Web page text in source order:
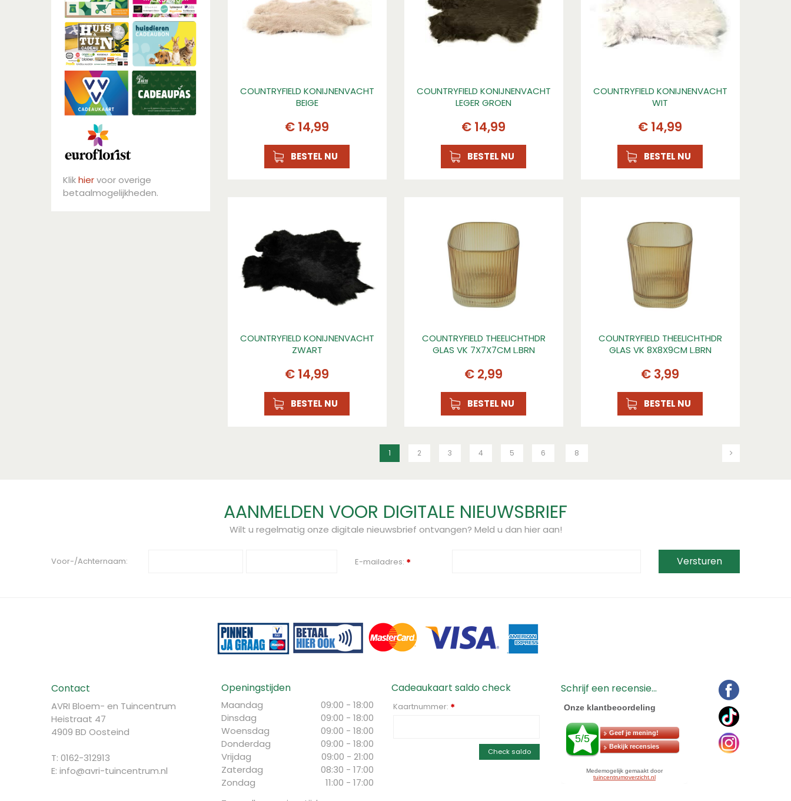
COUNTRYFIELD KONIJNENVACHT
BEIGE
€ 14,99
BESTEL NU
COUNTRYFIELD KONIJNENVACHT
LEGER GROEN
€ 14,99
BESTEL NU
COUNTRYFIELD KONIJNENVACHT
WIT
€ 14,99
BESTEL NU
COUNTRYFIELD KONIJNENVACHT
ZWART
€ 14,99
BESTEL NU
COUNTRYFIELD THEELICHTHDR
GLAS VK 7X7X7CM L.BRN
€ 2,99
BESTEL NU
COUNTRYFIELD THEELICHTHDR
GLAS VK 8X8X9CM L.BRN
€ 3,99
BESTEL NU
1 2 3 4 5 6 8
Klikhiervoor overige
betaalmogelijkheden.
AANMELDEN VOOR DIGITALE NIEUWSBRIEF
Wilt u regelmatig onze digitale nieuwsbrief ontvangen? Meld u dan hier aan!
Voor-/Achternaam: E-mailadres: *
Contact
AVRI Bloem- en Tuincentrum
Heistraat 47
4909 BD Oosteind
T: 0162-312913
E: info@avri-tuincentrum.nl
Openingstijden
Maandag
09:00 - 18:00
Dinsdag
09:00 - 18:00
Woensdag
09:00 - 18:00
Donderdag
09:00 - 18:00
Vrijdag
09:00 - 21:00
Zaterdag
08:30 - 17:00
Zondag
11:00 - 17:00
Cadeaukaart saldo check
Kaartnummer: *
Check saldo
Schrijf een recensie...